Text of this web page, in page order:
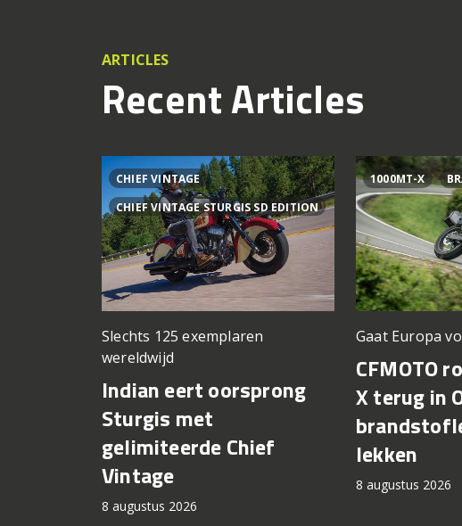
ARTICLES
Recent Articles
CHIEF VINTAGE
CHIEF VINTAGE STURGIS SD EDITION
Slechts 125 exemplaren
wereldwijd
Indian eert oorsprong
Sturgis met
gelimiteerde Chief
Vintage
8 augustus 2026
1000MT-X
Gaat Europa
CFMOTO
X terug in
lekken
8 augustus 2026